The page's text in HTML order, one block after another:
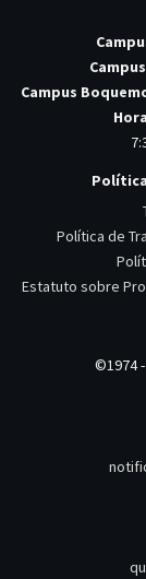
Campus
Política de
Estatuto sobre
©1974